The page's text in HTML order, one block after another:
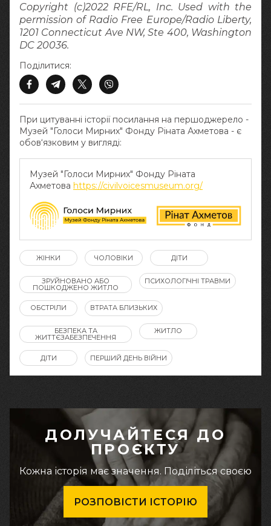
Copyright (c)2022 RFE/RL, Inc. Used with the
permission of Radio Free Europe/Radio Liberty,
1201 Connecticut Ave NW, Ste 400, Washington
DC 20036.
При цитуванні історії посилання на першоджерело -
Музей "Голоси Мирних" Фонду Ріната Ахметова - є
обов‘язковим у вигляді:
Музей "Голоси Мирних" Фонду Ріната
Ахметова https://civilvoicesmuseum.org/
Поділитися:
ЖІНКИ ЧОЛОВІКИ ДІТИ
ЗРУЙНОВАНО АБО
ПОШКОДЖЕНО ЖИТЛО
ПСИХОЛОГІЧНІ ТРАВМИ
ОБСТРІЛИ ВТРАТА БЛИЗЬКИХ
БЕЗПЕКА ТА
ЖИТТЄЗАБЕЗПЕЧЕННЯ
ЖИТЛО
ДІТИ ПЕРШИЙ ДЕНЬ ВІЙНИ
ДОЛУЧАЙТЕСЯ ДО
ПРОЄКТУ
Кожна історія має значення. Поділіться своєю
РОЗПОВІСТИ ІСТОРІЮ